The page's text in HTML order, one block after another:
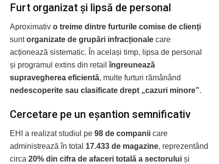
Furt organizat și lipsă de personal
Aproximativ o treime dintre furturile comise de clienți
suntorganizate de grupări infracționale care
acționează sistematic. În același timp, lipsa de personal
și programul extins din retailîngreunează
supravegherea eficientă, multe furturi rămânând
nedescoperite sau clasificate drept „cazuri minore”.
Cercetare pe un eșantion semnificativ
EHI a realizat studiul pe 98 de companii care
administrează în total 17.433 de magazine, reprezentând
circa 20% din cifra de afaceri totală a sectorului și